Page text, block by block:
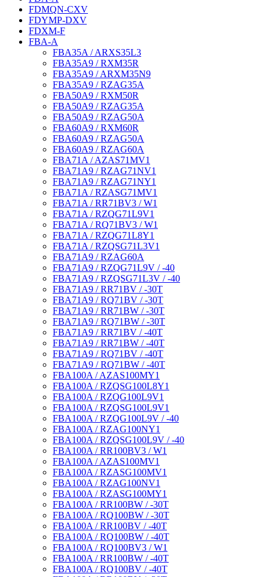
FDMQN-CXV
FDYMP-DXV
FDXM-F
FBA-A
FBA35A / ARXS35L3
FBA35A9 / RXM35R
FBA35A9 / ARXM35N9
FBA35A9 / RZAG35A
FBA50A9 / RXM50R
FBA50A9 / RZAG35A
FBA50A9 / RZAG50A
FBA60A9 / RXM60R
FBA60A9 / RZAG50A
FBA60A9 / RZAG60A
FBA71A / AZAS71MV1
FBA71A9 / RZAG71NV1
FBA71A9 / RZAG71NY1
FBA71A / RZASG71MV1
FBA71A / RR71BV3 / W1
FBA71A / RZQG71L9V1
FBA71A / RQ71BV3 / W1
FBA71A / RZQG71L8Y1
FBA71A / RZQSG71L3V1
FBA71A9 / RZAG60A
FBA71A9 / RZQG71L9V / -40
FBA71A9 / RZQSG71L3V / -40
FBA71A9 / RR71BV / -30T
FBA71A9 / RQ71BV / -30T
FBA71A9 / RR71BW / -30T
FBA71A9 / RQ71BW / -30T
FBA71A9 / RR71BV / -40T
FBA71A9 / RR71BW / -40T
FBA71A9 / RQ71BV / -40T
FBA71A9 / RQ71BW / -40T
FBA100A / AZAS100MY1
FBA100A / RZQSG100L8Y1
FBA100A / RZQG100L9V1
FBA100A / RZQSG100L9V1
FBA100A / RZQG100L9V / -40
FBA100A / RZAG100NY1
FBA100A / RZQSG100L9V / -40
FBA100A / RR100BV3 / W1
FBA100A / AZAS100MV1
FBA100A / RZASG100MV1
FBA100A / RZAG100NV1
FBA100A / RZASG100MY1
FBA100A / RR100BW / -30T
FBA100A / RQ100BW / -30T
FBA100A / RR100BV / -40T
FBA100A / RQ100BW / -40T
FBA100A / RQ100BV3 / W1
FBA100A / RR100BW / -40T
FBA100A / RQ100BV / -40T